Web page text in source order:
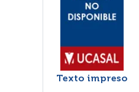
Texto impreso